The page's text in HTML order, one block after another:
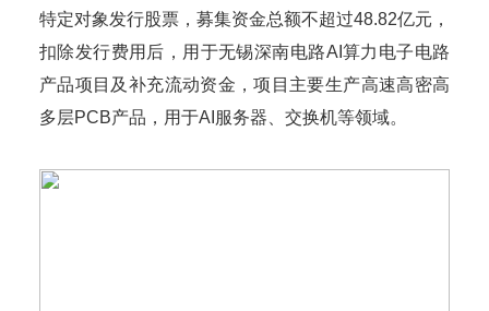
特定对象发行股票，募集资金总额不超过48.82亿元，
扣除发行费用后，用于无锡深南电路AI算力电子电路
产品项目及补充流动资金，项目主要生产高速高密高
多层PCB产品，用于AI服务器、交换机等领域。